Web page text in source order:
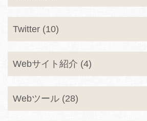
Twitter (10)
Webサイト紹介 (4)
Webツール (28)